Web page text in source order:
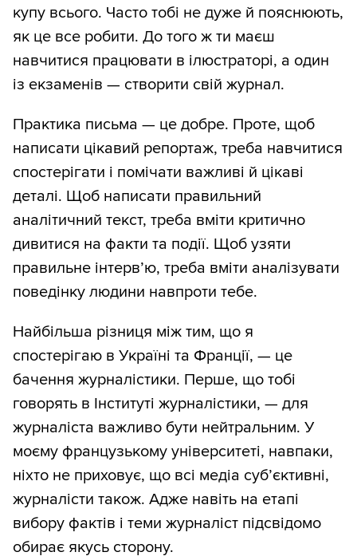
купу всього. Часто тобі не дуже й пояснюють,
як це все робити. До того ж ти маєш
навчитися працювати в ілюстраторі, а один
із екзаменів — створити свій журнал.
Практика письма — це добре. Проте, щоб
написати цікавий репортаж, треба навчитися
спостерігати і помічати важливі й цікаві
деталі. Щоб написати правильний
аналітичний текст, треба вміти критично
дивитися на факти та події. Щоб узяти
правильне інтервʼю, треба вміти аналізувати
поведінку людини навпроти тебе.
Найбільша різниця між тим, що я
спостерігаю в Україні та Франції, — це
бачення журналістики. Перше, що тобі
говорять в Інституті журналістики, — для
журналіста важливо бути нейтральним. У
моєму французькому університеті, навпаки,
ніхто не приховує, що всі медіа субʼєктивні,
журналісти також. Адже навіть на етапі
вибору фактів і теми журналіст підсвідомо
обирає якусь сторону.